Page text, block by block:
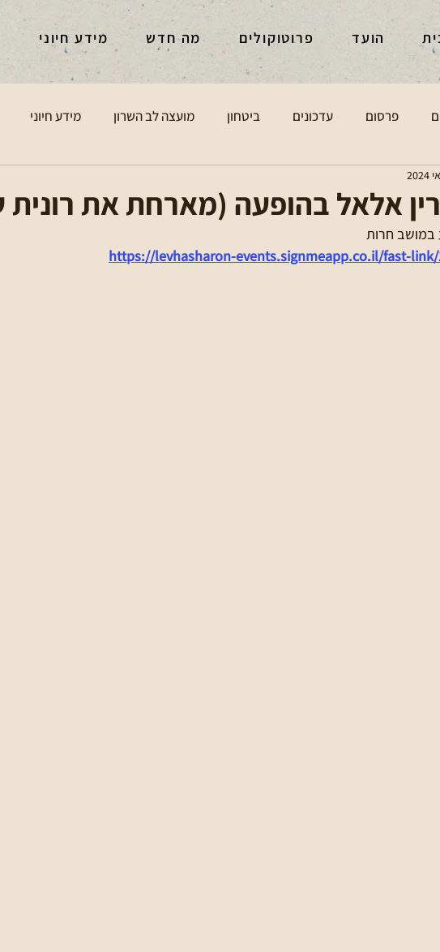
הועד פרוטוקולים מה חדש מידע חיוני
פרסום עדכונים ביטחון מועצה לב השרון מידע חיוני
אלאל בהופעה (מארחת את
במושב חרות
https://levhasharon-events.signmeapp.co.il/fast-link/